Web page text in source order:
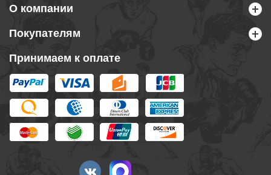
О компании
Покупателям
Принимаем к оплате